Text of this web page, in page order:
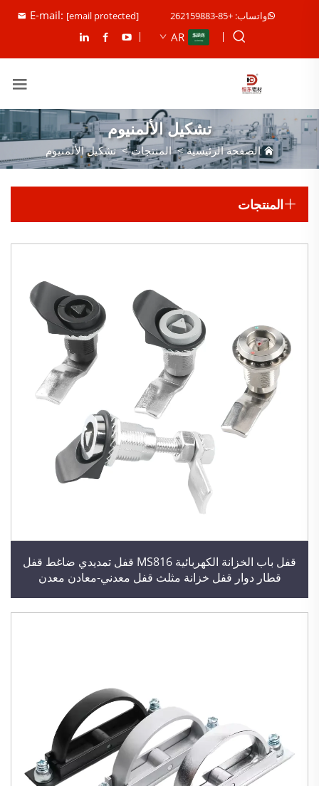
واتساب: +85-262159883 E-mail: [email protected]
AR
تشكيل الألمنيوم
الصفحة الرئيسية>المنتجات>تشكيل الألمنيوم
المنتجات
قفل باب الخزانة الكهربائية MS816 قفل تمديدي ضاغط قفل
قطار دوار قفل خزانة مثلث قفل معدني-معادن معدن